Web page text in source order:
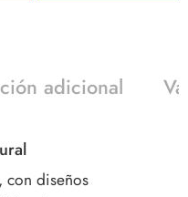
adicional
con diseños